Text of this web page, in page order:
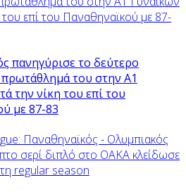
πανηγύρισε το δεύτερο
του στην Α1
την νίκη του επί του
με 87-83